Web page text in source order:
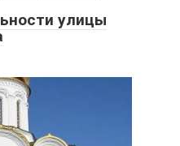
улицы